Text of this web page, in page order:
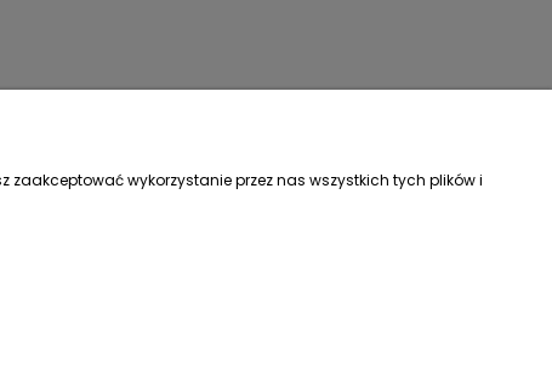
wykorzystanie przez nas wszystkich tych plików i